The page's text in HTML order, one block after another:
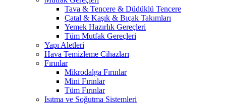
Tava & Tencere & Düdüklü Tencere
Çatal & Kaşık & Bıçak Takımları
Yemek Hazırlık Gereçleri
Tüm Mutfak Gereçleri
Yapı Aletleri
Hava Temizleme Cihazları
Fırınlar
Mikrodalga Fırınlar
Mini Fırınlar
Tüm Fırınlar
Isıtma ve Soğutma Sistemleri